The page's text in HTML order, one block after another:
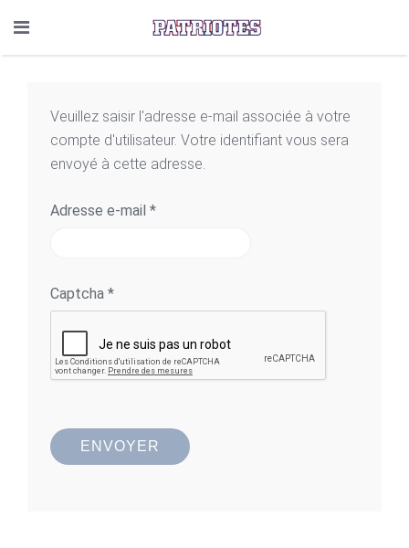
Veuillez saisir l'adresse e-mail associée à votre
compte d'utilisateur. Votre identifiant vous sera
envoyé à cette adresse.
Adresse e-mail *
Captcha *
ENVOYER